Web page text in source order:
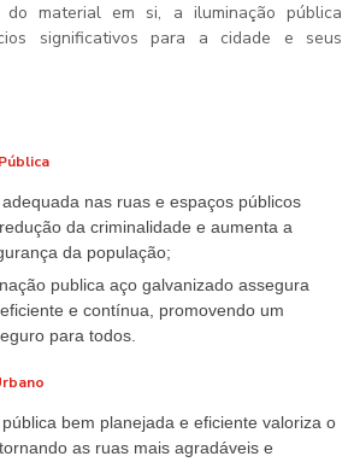
material em si, a iluminação pública
significativos para a cidade e seus
da criminalidade e aumenta a
da população;
e contínua, promovendo um
para todos.
as ruas mais agradáveis e